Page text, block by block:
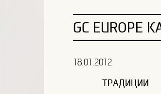
GC EUROPE
18.01.2012
ТРАДИЦИИ